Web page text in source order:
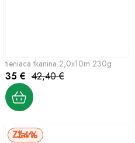
tieniaca tkanina 2,0x10m 230g
35 € 42,40 €
34%